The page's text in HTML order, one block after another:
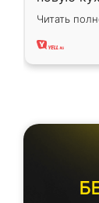
вполне
два
Читать